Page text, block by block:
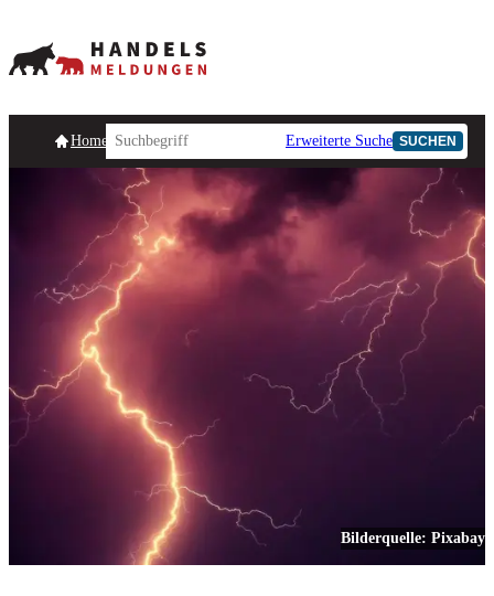
HomepageHandelsmeldungen Ad-Hoc-Meldungen
Erweiterte Suche SUCHEN
Bilderquelle: Pixabay